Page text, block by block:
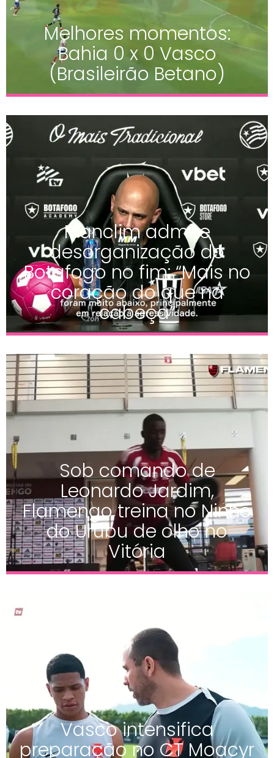
Melhores momentos:
Bahia 0 x 0 Vasco
(Brasileirão Betano)
Franclim admite
desorganização do
Botafogo no fim: “Mais no
coração do que na
cabeça”
Sob comando de
Leonardo Jardim,
Flamengo treina no Ninho
do Urubu de olho no
Vitória
Vasco intensifica
preparação no CT Moacyr